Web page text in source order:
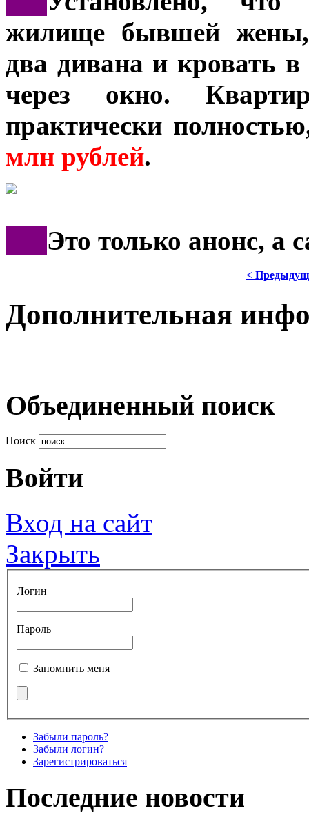
жилище бывшей жены,
два дивана и кровать
через окно.
практически
млн рублей.
Это только анонс, а
<
Дополнительная
Объединенный поиск
Поиск
Войти
Вход на сайт
Закрыть
Логин
Пароль
Запомнить меня
Забыли пароль?
Забыли логин?
Зарегистрироваться
Последние новости